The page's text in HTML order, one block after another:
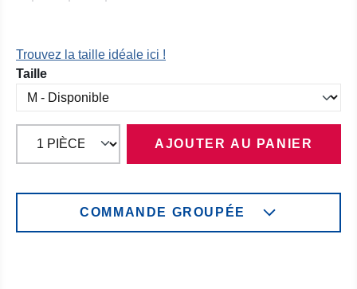
Trouvez la taille idéale ici !
Sélectionnez
Taille
AJOUTER AU PANIER
COMMANDE GROUPÉE